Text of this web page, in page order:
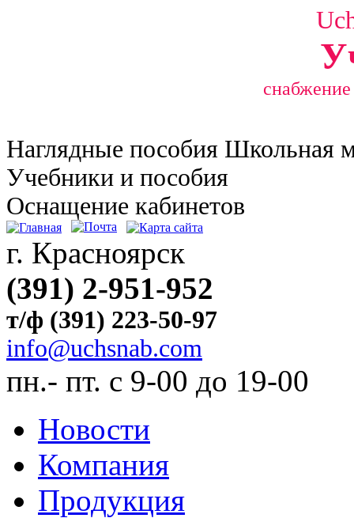
Наглядные пособия Школьная
Учебники и пособия
Оснащение кабинетов
г. Красноярск
(391) 2-951-952
т/ф (391) 223-50-97
info@uchsnab.com
пн.- пт. с 9-00 до 19-00
Новости
Компания
Продукция